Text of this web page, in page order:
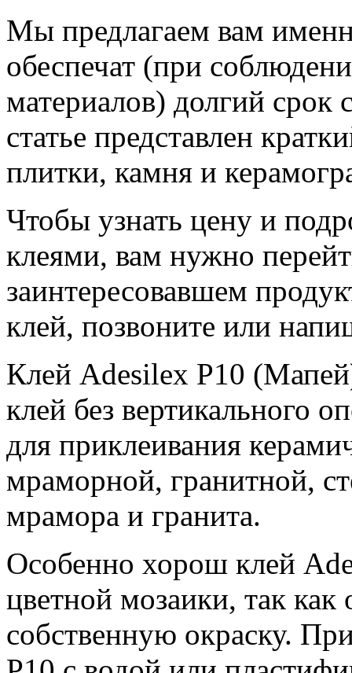
Мы предлагаем вам
обеспечат (при
материалов) долгий
статье представлен
плитки, камня и
Чтобы узнать цену и
клеями, вам нужно
заинтересовавшем
клей, позвоните или
Клей Adesilex P10
клей без вертикального
для приклеивания
мраморной, гранитной,
мрамора и гранита.
Особенно хорош клей
цветной мозаики, так как
собственную окраску.